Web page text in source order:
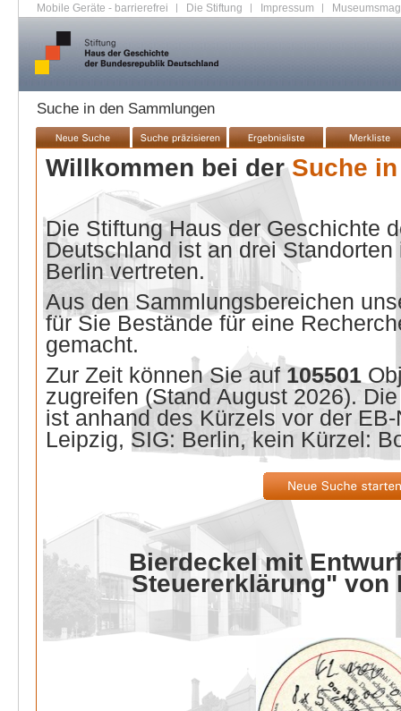
Mobile Geräte - barrierefrei | Die Stiftung | Impressum |
Suche in den Sammlungen
Willkommen bei derSuche
Die Stiftung Haus der Geschichte
Deutschland ist an drei
Berlin vertreten.
Aus den Sammlungsbereichen
für Sie Bestände für eine
gemacht.
Zur Zeit können Sie auf 105501
zugreifen (Stand August 2026).
ist anhand des Kürzels vor der
Leipzig, SIG: Berlin, kein Kürzel:
Bierdeckel mit
Steuererklärung" von